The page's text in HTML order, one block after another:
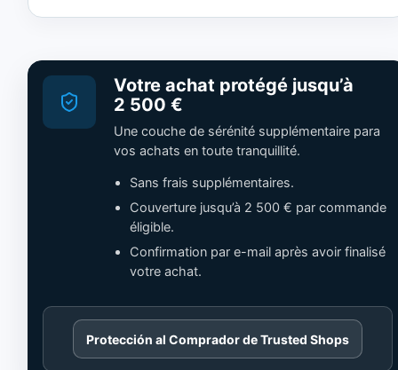
Votre achat protégé jusqu’à
2 500 €
Une couche de sérénité supplémentaire para
vos achats en toute tranquillité.
Sans frais supplémentaires.
Couverture jusqu’à 2 500 € par commande
éligible.
Confirmation par e-mail après avoir finalisé
votre achat.
Cargando
contenido
Protección al Comprador de Trusted Shops